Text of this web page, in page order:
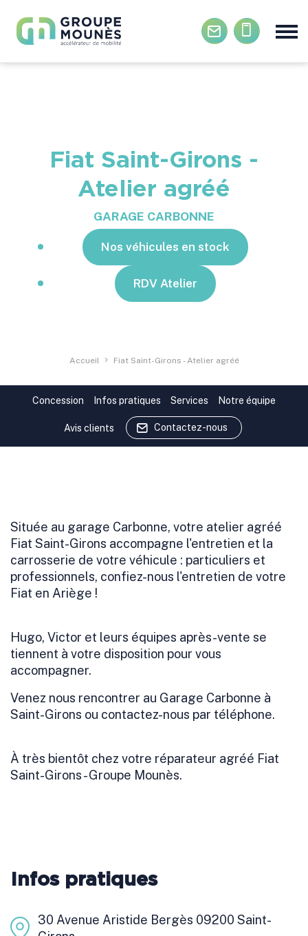
Fiat Saint-Girons -
Atelier agréé
GARAGE CARBONNE
Nos véhicules en stock
RDV Atelier
Accueil Fiat Saint-Girons - Atelier agréé
Concession Infos pratiques Services Notre équipe
Avis clients Contactez-nous
Située au garage Carbonne, votre atelier agréé
Fiat Saint-Girons accompagne l'entretien et la
carrosserie de votre véhicule : particuliers et
professionnels, confiez-nous l'entretien de votre
Fiat en Ariège !
Hugo, Victor et leurs équipes après-vente se
tiennent à votre disposition pour vous
accompagner.
Venez nous rencontrer au Garage Carbonne à
Saint-Girons ou contactez-nous par téléphone.
À très bientôt chez votre réparateur agréé Fiat
Saint-Girons - Groupe Mounès.
Infos pratiques
30 Avenue Aristide Bergès 09200 Saint-